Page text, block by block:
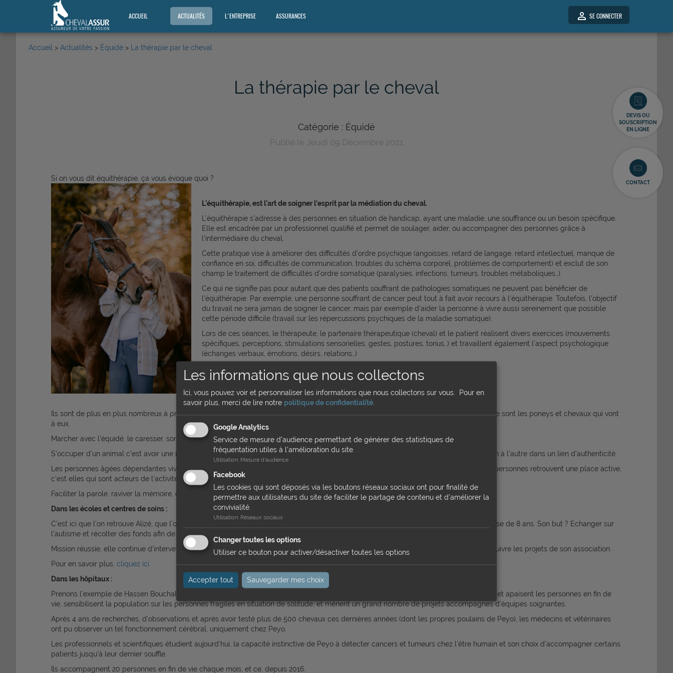
ACCUEIL ACTUALITÉS L'ENTREPRISE ASSURANCES person_outline SE CONNECTER
DEVIS OU
SOUSCRIPTION
EN LIGNE
CONTACT
Accueil > Actualités > Équidé > La thérapie par le cheval
La thérapie par le cheval
Catégorie : Équidé
Publié le Jeudi 09 Décembre 2021
Si on vous dit équithérapie, ça vous évoque quoi ?
L’équithérapie, est l’art de soigner l’esprit par la médiation du cheval.
L’équithérapie s’adresse à des personnes en situation de handicap, ayant une maladie, une souffrance ou un besoin spécifique.
Elle est encadrée par un professionnel qualifié et permet de soulager, aider, ou accompagner des personnes grâce à
l’intermédiaire du cheval.
Cette pratique vise à améliorer des difficultés d’ordre psychique (angoisses, retard de langage, retard intellectuel, manque de
confiance en soi, difficultés de communication, troubles du schéma corporel, problèmes de comportement) et exclut de son
champ le traitement de difficultés d’ordre somatique (paralysies, infections, tumeurs, troubles métaboliques…).
Ce qui ne signifie pas pour autant que des patients souffrant de pathologies somatiques ne peuvent pas bénéficier de
l’équithérapie. Par exemple, une personne souffrant de cancer peut tout à fait avoir recours à l’équithérapie. Toutefois, l’objectif
du travail ne sera jamais de soigner le cancer, mais par exemple d’aider la personne à vivre aussi sereinement que possible
cette période difficile (travail sur les répercussions psychiques de la maladie somatique).
Lors de ces séances, le thérapeute, le partenaire thérapeutique (cheval) et le patient réalisent divers exercices (mouvements
spécifiques, perceptions, stimulations sensorielles, gestes, postures, tonus…) et travaillent également l’aspect psychologique
(échanges verbaux, émotions, désirs, relations…)
Ou retrouve t'on l’équithérapie ?
Dans les EHPADs :
Ils sont de plus en plus nombreux à proposer de l’équithérapie avec les séniors. Soit les résidents vont dans la structure équestre, soit ce sont les poneys et chevaux qui vont
à eux.
Marcher avec l’équidé, le caresser, sont des activités dépaysantes qui plaisent en général.
S’occuper d’un animal c’est avoir une responsabilité, cela permet un sentiment d’utilité, cela valorise les personnes et travaille la relation à l’autre dans un lien d’authenticité.
Les personnes âgées dépendantes vivent dans un contexte de passivité où le plus souvent on fait pour eux. Grâce à l’équithérapie, ces personnes retrouvent une place active,
c’est elles qui sont acteurs de l’activité.
Faciliter la parole, raviver la mémoire, échanger, c’est tout l’intérêt de l’équithérapie en EHPAD.
Dans les écoles et centres de soins :
C’est ici que l'on retrouve Alizé, que l’on a soutenu lors de son périple de traversée de la France, accompagnée de Clémentine une ânesse de 8 ans. Son but ? Echanger sur
l’autisme et récolter des fonds afin de venir en aide aux familles d'enfants atteints de TSA (Troubles du Spectre Autistiques).
Mission réussie, elle continue d’intervenir dans des écoles où elle sensibilise les élèves par des échanges tout cela dans le but de poursuivre les projets de son association.
Pour en savoir plus, cliquez ici.
Dans les hôpitaux :
Prenons l’exemple de Hassen Bouchakour (multiple champion du monde en dressage artistique) et son cheval Peyo qui accompagnent et apaisent les personnes en fin de
vie, sensibilisent la population sur les personnes fragiles en situation de solitude, et mènent un grand nombre de projets accompagnés d’équipes soignantes.
Après 4 ans de recherches, d’observations et après avoir testé plus de 500 chevaux ces dernières années (dont les propres poulains de Peyo), les médecins et vétérinaires
ont pu observer un tel fonctionnement cérébral, uniquement chez Peyo.
Les professionnels et scientifiques étudient aujourd’hui, la capacité instinctive de Peyo à détecter cancers et tumeurs chez l’être humain et son choix d’accompagner certains
patients jusqu’à leur dernier souffle.
Ils accompagnent 20 personnes en fin de vie chaque mois, et ce, depuis 2016.
Les informations que nous collectons
Ici, vous pouvez voir et personnaliser les informations que nous collectons sur vous.
Pour en
savoir plus, merci de lire notre politique de confidentialité.
Google Analytics
Service de mesure d'audience permettant de générer des statistiques de
fréquentation utiles à l'amélioration du site.
Utilisation: Mesure d'audience
Facebook
Les cookies qui sont déposés via les boutons réseaux sociaux ont pour finalité de
permettre aux utilisateurs du site de faciliter le partage de contenu et d’améliorer la
convivialité.
Utilisation: Réseaux sociaux
Changer toutes les options
Utiliser ce bouton pour activer/désactiver toutes les options
Accepter tout Sauvegarder mes choix